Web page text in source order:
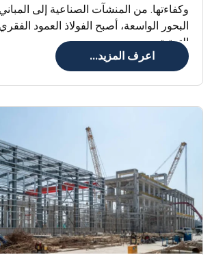
وكفاءتها. من المنشآت الصناعية إلى
البحور الواسعة، أصبح الفولاذ العمود
التحتية
اعرف المزيد...